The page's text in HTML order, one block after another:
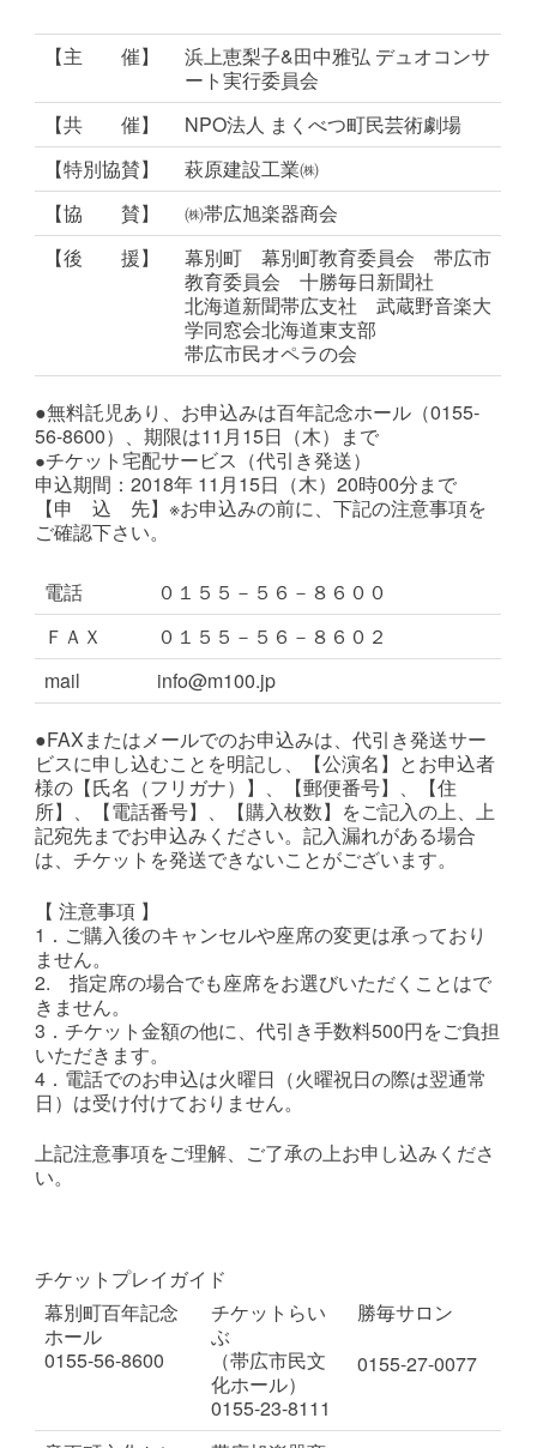
【主 催】
浜上恵梨子&田中雅弘 デュオコンサ
ート実行委員会
【共 催】
NPO法人 まくべつ町民芸術劇場
【特別協賛】
萩原建設工業㈱
【協 賛】
㈱帯広旭楽器商会
【後 援】
幕別町 幕別町教育委員会 帯広市
教育委員会 十勝毎日新聞社
北海道新聞帯広支社 武蔵野音楽大
学同窓会北海道東支部
帯広市民オペラの会
●無料託児あり、お申込みは百年記念ホール（0155-
56-8600）、期限は11月15日（木）まで
●チケット宅配サービス（代引き発送）
申込期間：2018年 11月15日（木）20時00分まで
【申 込 先】※お申込みの前に、下記の注意事項を
ご確認下さい。
電話
０１５５－５６－８６００
ＦＡＸ
０１５５－５６－８６０２
mail
info@m100.jp
●FAXまたはメールでのお申込みは、代引き発送サー
ビスに申し込むことを明記し、【公演名】とお申込者
様の【氏名（フリガナ）】、【郵便番号】、【住
所】、【電話番号】、【購入枚数】をご記入の上、上
記宛先までお申込みください。記入漏れがある場合
は、チケットを発送できないことがございます。
【 注意事項 】
1．ご購入後のキャンセルや座席の変更は承っており
ません。
2. 指定席の場合でも座席をお選びいただくことはで
きません。
3．チケット金額の他に、代引き手数料500円をご負担
いただきます。
4．電話でのお申込は火曜日（火曜祝日の際は翌通常
日）は受け付けておりません。
上記注意事項をご理解、ご了承の上お申し込みくださ
い。
チケットプレイガイド
幕別町百年記念
ホール
0155-56-8600
チケットらい
ぶ
（帯広市民文
化ホール）
0155-23-8111
勝毎サロン
0155-27-0077